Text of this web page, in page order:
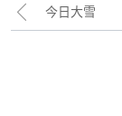
今日大雪